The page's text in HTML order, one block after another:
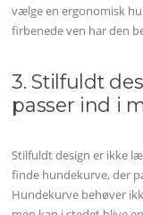
vælge en ergonomisk
firbenede ven har den
3. Stilfuldt
passer ind i
Stilfuldt design er ikke
finde hundekurve, der
Hundekurve behøver